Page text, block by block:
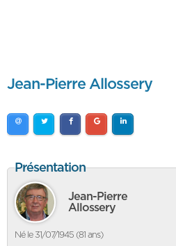
Jean-Pierre Allossery
Présentation
Jean-Pierre
Allossery
Né le 31/07/1945 (81 ans)